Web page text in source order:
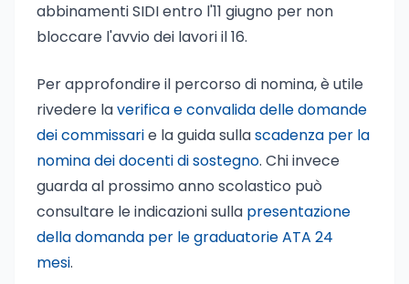
abbinamenti SIDI entro l'11 giugno per non
bloccare l'avvio dei lavori il 16.
Per approfondire il percorso di nomina, è utile
rivedere laverifica e convalida delle domande
dei commissarie la guida sullascadenza per la
nomina dei docenti di sostegno. Chi invece
guarda al prossimo anno scolastico può
consultare le indicazioni sulla presentazione
della domanda per le graduatorie ATA 24
mesi.